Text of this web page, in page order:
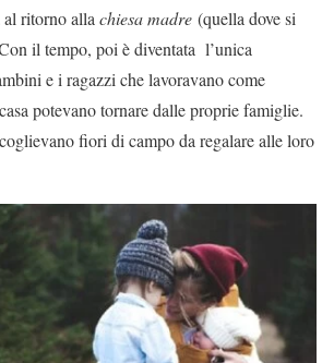
al ritorno alla chiesa madre (quella dove si
il tempo, poi è diventata l’unica
e i ragazzi che lavoravano come
potevano tornare dalle proprie famiglie.
fiori di campo da regalare alle loro